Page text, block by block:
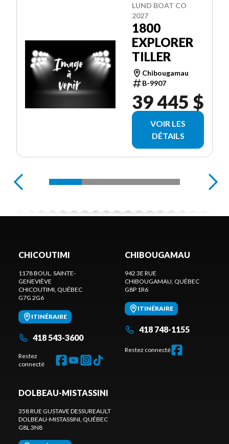
LUND BOAT CO
2027
1800
EXPLORER
TILLER
Chibougamau
B-9907
39 445 $
VOIR LES
DÉTAILS
CHICOUTIMI
1178 BOUL. SAINTE-
GENEVIÈVE
CHICOUTIMI , QUÉBEC
G7G 2G6
ITINÉRAIRE
418 543-3600
Restez
connecté
CHIBOUGAMAU
942 3E RUE
CHIBOUGAMAU , QUÉBEC
G8P 1R6
ITINÉRAIRE
418 748-1155
Restez connecté
DOLBEAU-MISTASSINI
358 RUE GUSTAVE DESSUREAULT
DOLBEAU-MISTASSINI , QUÉBEC
G8L 3N8